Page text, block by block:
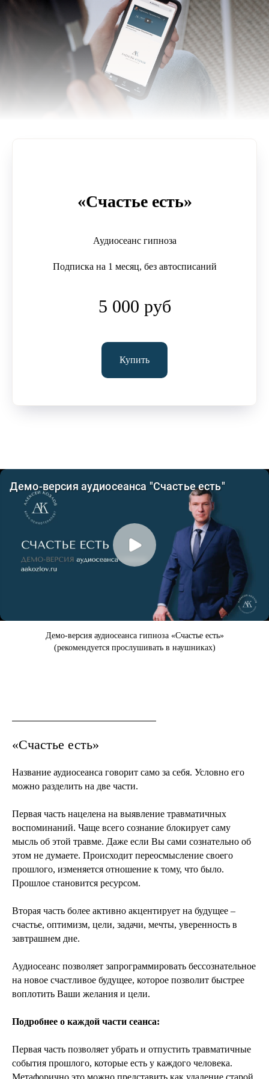
«Счастье есть»
Аудиосеанс гипноза
Подписка на 1 месяц, без автосписаний
5 000 руб
Купить
Демо-версия аудиосеанса гипноза «Счастье есть»
(рекомендуется прослушивать в наушниках)
«Счастье есть»
Название аудиосеанса говорит само за себя. Условно его
можно разделить на две части.
Первая часть нацелена на выявление травматичных
воспоминаний. Чаще всего сознание блокирует саму
мысль об этой травме. Даже если Вы сами сознательно об
этом не думаете. Происходит переосмысление своего
прошлого, изменяется отношение к тому, что было.
Прошлое становится ресурсом.
Вторая часть более активно акцентирует на будущее –
счастье, оптимизм, цели, задачи, мечты, уверенность в
завтрашнем дне.
Аудиосеанс позволяет запрограммировать бессознательное
на новое счастливое будущее, которое позволит быстрее
воплотить Ваши желания и цели.
Подробнее о каждой части сеанса:
Первая часть позволяет убрать и отпустить травматичные
события прошлого, которые есть у каждого человека.
Метафорично это можно представить как удаление старой